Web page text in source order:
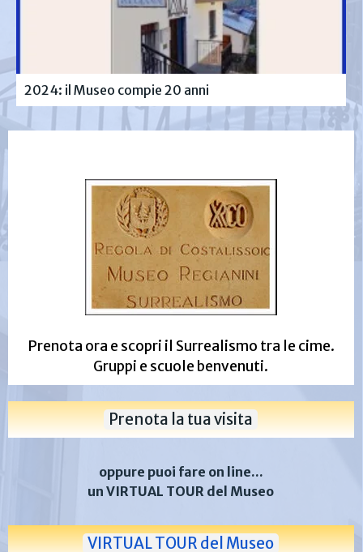
2024: il Museo compie 20 anni
Prenota ora e scopri il Surrealismo tra le cime.
Gruppi e scuole benvenuti.
Prenota la tua visita
oppure puoi fare on line...
un VIRTUAL TOUR del Museo
VIRTUAL TOUR del Museo